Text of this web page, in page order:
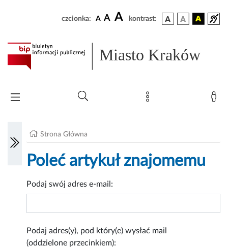
czcionka: A A A kontrast:
Miasto Kraków
Strona Główna
Poleć artykuł znajomemu
Podaj swój adres e-mail:
Podaj adres(y), pod który(e) wysłać mail
(oddzielone przecinkiem):